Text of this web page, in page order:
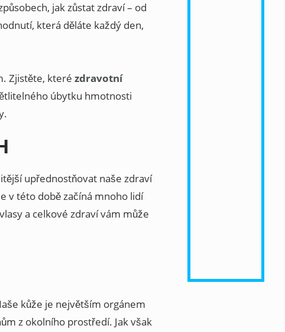
jak zůstat zdraví – od
která děláte každý den,
Zjistěte, které zdravotní
úbytku hmotnosti
upřednostňovat naše zdraví
v této době začíná mnoho lidí
a celkové zdraví vám může
kůže je největším orgánem
z okolního prostředí. Jak však